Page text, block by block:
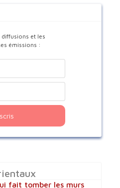
et les
émissions :
fait tomber les murs